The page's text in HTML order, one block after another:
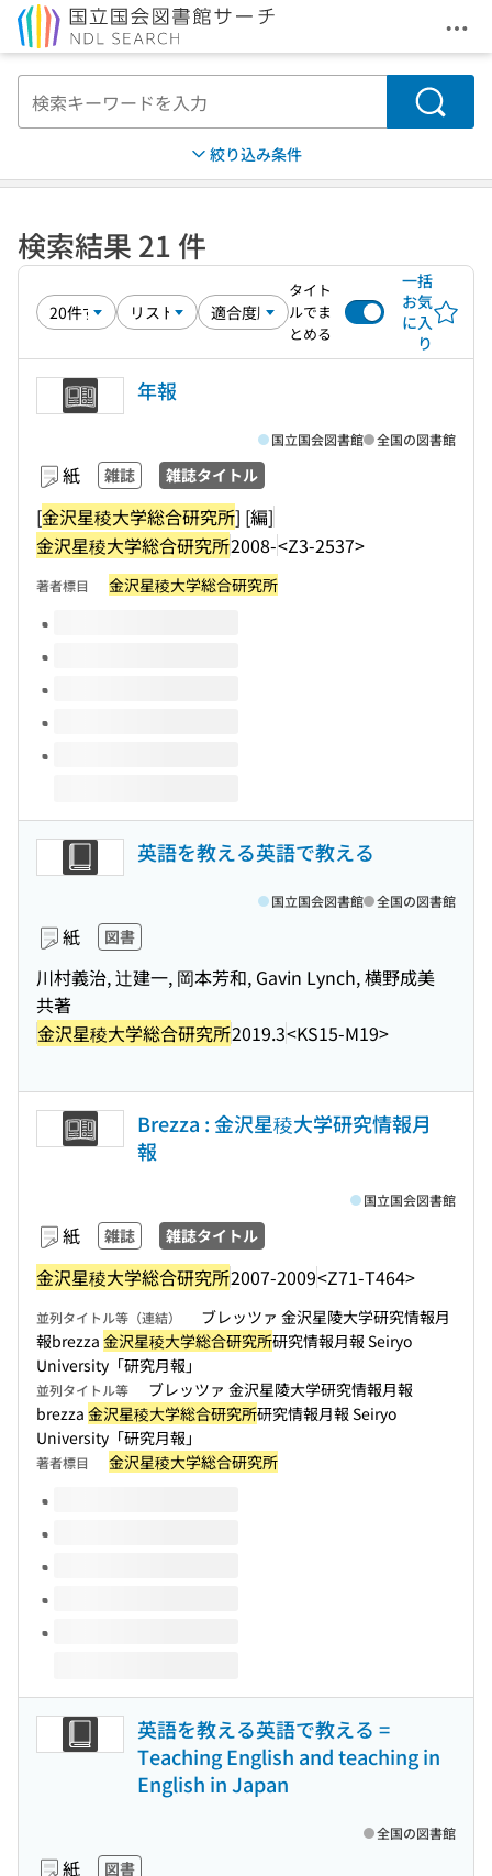
メ
検索
絞り込み条件
検索結果 21 件
タイト
ルでま
とめる
一括
お気
に入
り
年報
紙 雑誌 雑誌タイトル
[金沢星稜大学総合研究所] [編]
金沢星稜大学総合研究所2008-<Z3-2537>
国立国会図書館 全国の図書館
著者標目 金沢星稜大学総合研究所
このタイトルの巻号
英語を教える英語で教える
紙 図書
川村義治, 辻建一, 岡本芳和, Gavin Lynch, 横野成美
共著
金沢星稜大学総合研究所2019.3<KS15-M19>
国立国会図書館 全国の図書館
Brezza : 金沢星稜大学研究情報月
報
紙 雑誌 雑誌タイトル
金沢星稜大学総合研究所2007-2009<Z71-T464>
国立国会図書館
並列タイトル等（連結）
ブレッツァ 金沢星陵大学研究情報月
報brezza 金沢星稜大学総合研究所研究情報月報 Seiryo
University「研究月報」
並列タイトル等
ブレッツァ 金沢星陵大学研究情報月報
brezza 金沢星稜大学総合研究所研究情報月報 Seiryo
University「研究月報」
著者標目 金沢星稜大学総合研究所
このタイトルの巻号
英語を教える英語で教える =
Teaching English and teaching in
English in Japan
紙 図書
全国の図書館